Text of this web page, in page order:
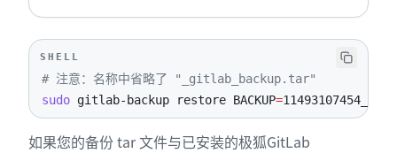
SHELL
# 注意：名称中省略了 "_gitlab_backup.tar"
sudo gitlab-backup restore BACKUP=
如果您的备份 tar 文件与已安装的极狐GitLab